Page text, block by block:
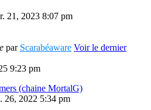
21, 2023 8:07 pm
par Scarabéaware Voir le dernier
9:23 pm
(chaine MortalG)
26, 2022 5:34 pm